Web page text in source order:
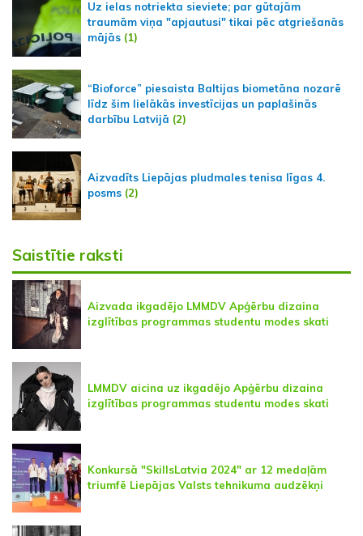
Uz ielas notriekta sieviete; par gūtajām
traumām viņa "apjautusi" tikai pēc atgriešanās
mājās (1)
“Bioforce” piesaista Baltijas biometāna nozarē
līdz šim lielākās investīcijas un paplašinās
darbību Latvijā (2)
Aizvadīts Liepājas pludmales tenisa līgas 4.
posms (2)
Saistītie raksti
Aizvada ikgadējo LMMDV Apģērbu dizaina
izglītības programmas studentu modes skati
LMMDV aicina uz ikgadējo Apģērbu dizaina
izglītības programmas studentu modes skati
Konkursā "SkillsLatvia 2024" ar 12 medaļām
triumfē Liepājas Valsts tehnikuma audzēkņi